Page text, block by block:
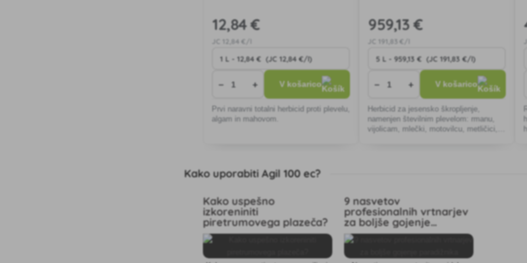
12,84 €
12 ,84 €/l
− + V košarico
Prvi naravni totalni herbicid proti plevelu,
algam in mahovom.
959,13 €
191 ,83 €/l
− + V košarico
Herbicid za jesensko škropljenje,
namenjen številnim plevelom: rmanu,
vijolicam, mlečki, motovilcu, metličici,
Kako uporabiti Agil 100 ec?
Kako uspešno
izkoreniniti
piretrumovega plazeča?
9 nasvetov
profesionalnih vrtnarjev
za boljše gojenje
paradižnika